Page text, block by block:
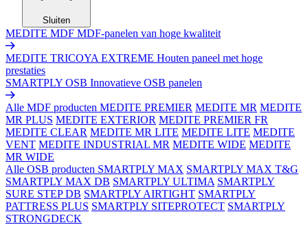
Sluiten
MEDITE MDF MDF-panelen van hoge kwaliteit
MEDITE TRICOYA EXTREME Houten paneel met hoge
prestaties
SMARTPLY OSB Innovatieve OSB panelen
Alle MDF producten MEDITE PREMIER MEDITE MR MEDITE
MR PLUS MEDITE EXTERIOR MEDITE PREMIER FR
MEDITE CLEAR MEDITE MR LITE MEDITE LITE MEDITE
VENT MEDITE INDUSTRIAL MR MEDITE WIDE MEDITE
MR WIDE
Alle OSB producten SMARTPLY MAX SMARTPLY MAX T&G
SMARTPLY MAX DB SMARTPLY ULTIMA SMARTPLY
SURE STEP DB SMARTPLY AIRTIGHT SMARTPLY
PATTRESS PLUS SMARTPLY SITEPROTECT SMARTPLY
STRONGDECK